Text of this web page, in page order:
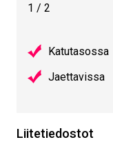
1 / 2
Katutasossa
Jaettavissa
Liitetiedostot